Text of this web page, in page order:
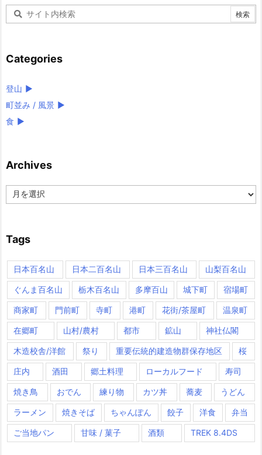
Categories
登山 ►
町並み / 風景 ►
食 ►
Archives
Archives
Tags
日本百名山 日本二百名山 日本三百名山 山梨百名山
ぐんま百名山 栃木百名山 多摩百山 城下町 宿場町
商家町 門前町 寺町 港町 花街/茶屋町 温泉町
在郷町 山村/農村 都市 鉱山 神社仏閣
木造校舎/洋館 祭り 重要伝統的建造物群保存地区 桜
庄内 酒田 郷土料理 ローカルフード 寿司
焼き鳥 おでん 練り物 カツ丼 蕎麦 うどん
ラーメン 焼きそば ちゃんぽん 餃子 洋食 弁当
ご当地パン 甘味 / 菓子 酒類 TREK 8.4DS